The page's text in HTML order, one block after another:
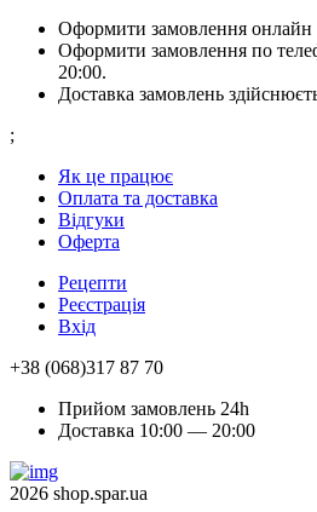
Оформити замовлення онлайн
Оформити замовлення по
20:00.
Доставка замовлень
;
Як це працює
Оплата та доставка
Відгуки
Оферта
Рецепти
Реєстрація
Вхід
+38 (068)317 87 70
Прийом замовлень 24h
Доставка 10:00 — 20:00
2026 shop.spar.ua